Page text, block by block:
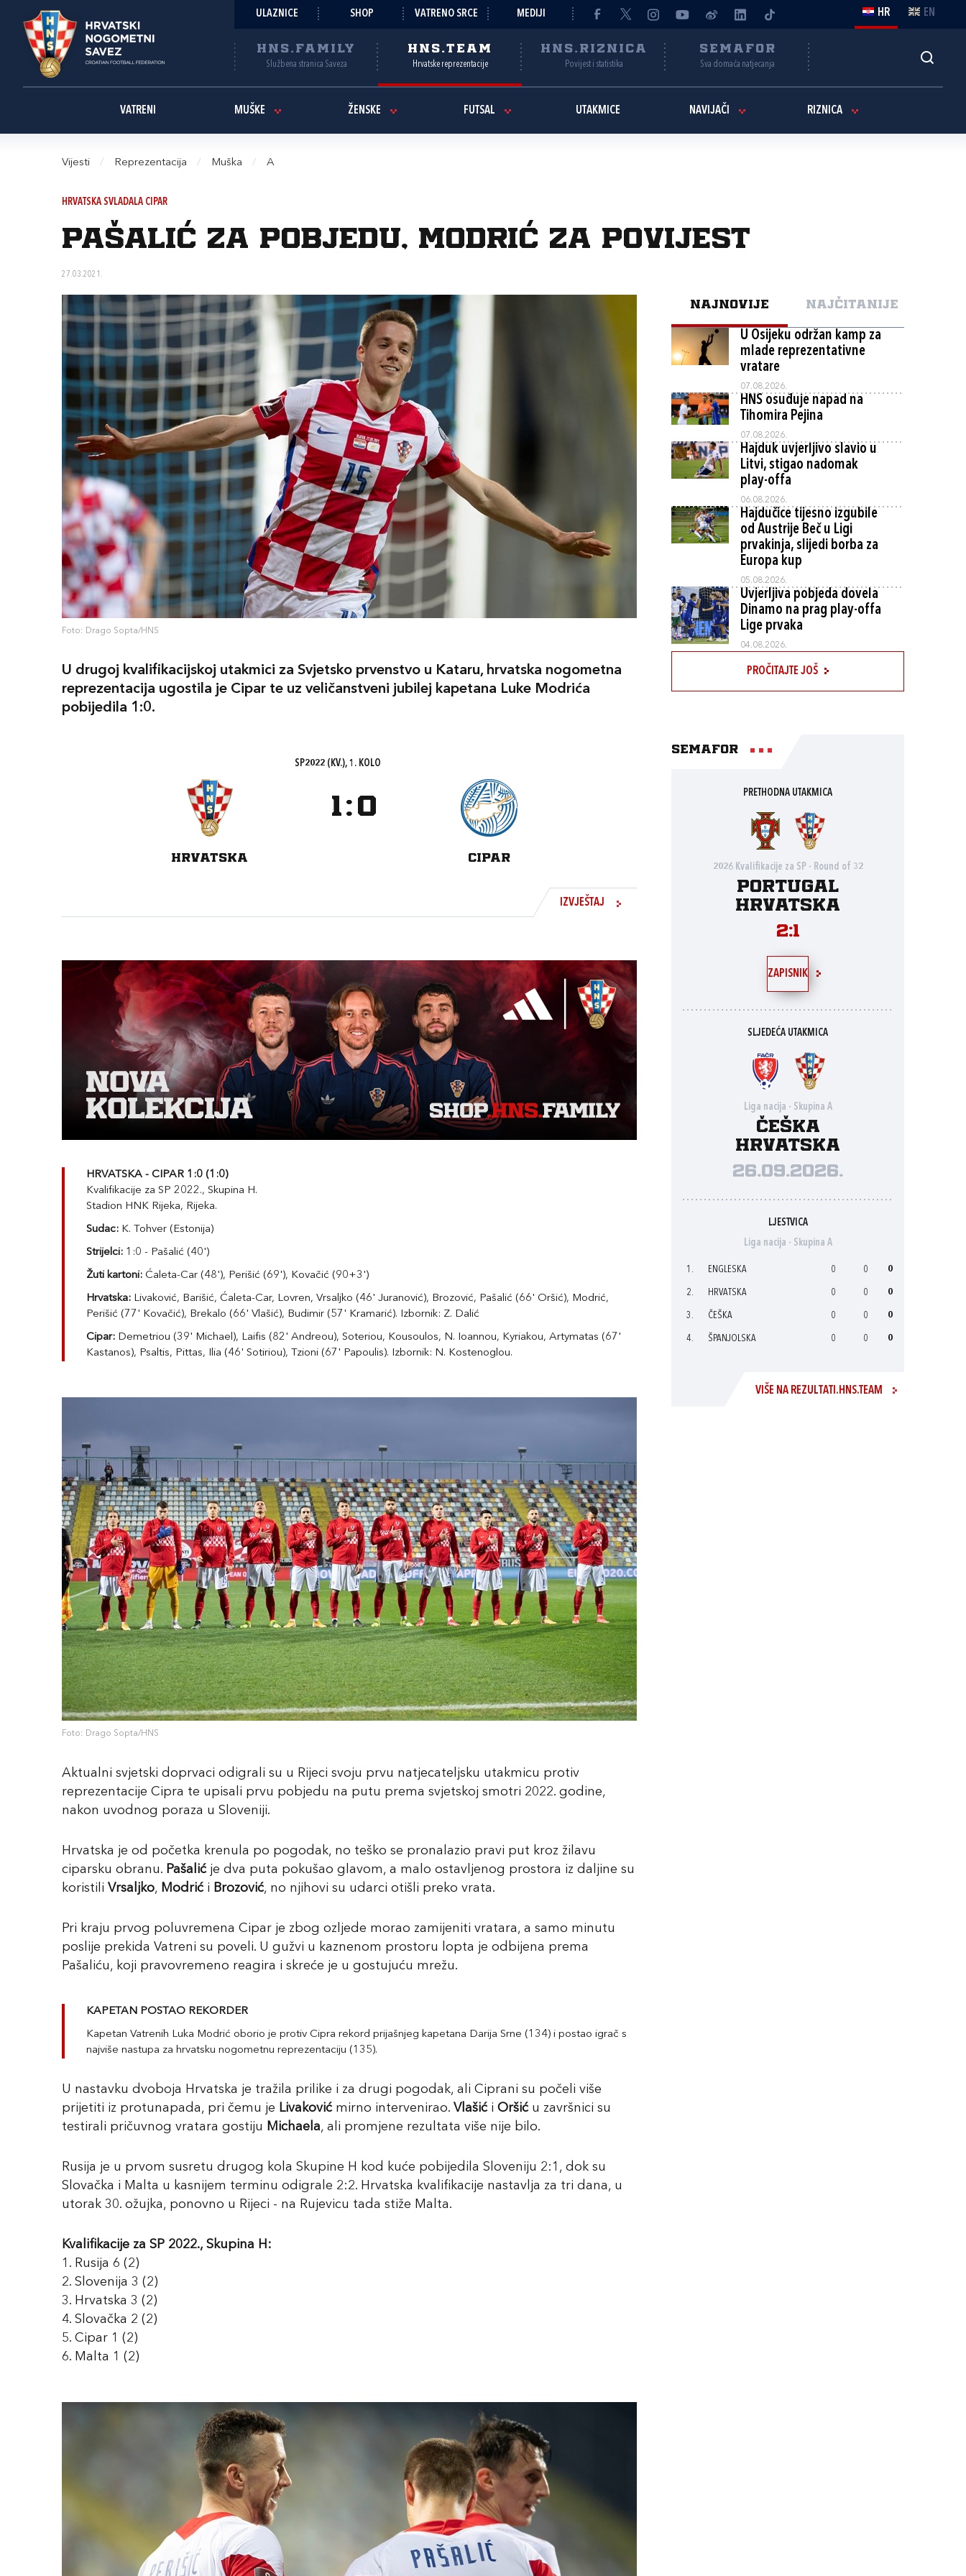
ULAZNICE SHOP VATRENO SRCE MEDIJI HR EN
HNS.FAMILY
Službena stranica Saveza
HNS.TEAM
Hrvatske reprezentacije
HNS.RIZNICA
Povijest i statistika
SEMAFOR
Sva domaća natjecanja
VATRENI MUŠKE ŽENSKE FUTSAL UTAKMICE NAVIJAČI RIZNICA
Vijesti / Reprezentacija / Muška / A
HRVATSKA SVLADALA CIPAR
Pašalić za pobjedu, Modrić za povijest
27.03.2021.
Foto: Drago Sopta/HNS
U drugoj kvalifikacijskoj utakmici za Svjetsko prvenstvo u Kataru, hrvatska nogometna
reprezentacija ugostila je Cipar te uz veličanstveni jubilej kapetana Luke Modrića
pobijedila 1:0.
SP2022 (KV.), 1. KOLO
HRVATSKA
1: 0
CIPAR
IZVJEŠTAJ
HRVATSKA - CIPAR 1:0 (1:0)
Kvalifikacije za SP 2022., Skupina H.
Stadion HNK Rijeka, Rijeka.
Sudac: K. Tohver (Estonija)
Strijelci: 1:0 - Pašalić (40')
Žuti kartoni: Ćaleta-Car (48'), Perišić (69'), Kovačić (90+3')
Hrvatska: Livaković, Barišić, Ćaleta-Car, Lovren, Vrsaljko (46' Juranović), Brozović, Pašalić (66' Oršić), Modrić,
Perišić (77' Kovačić), Brekalo (66' Vlašić), Budimir (57' Kramarić). Izbornik: Z. Dalić
Cipar: Demetriou (39' Michael), Laifis (82' Andreou), Soteriou, Kousoulos, N. Ioannou, Kyriakou, Artymatas (67'
Kastanos), Psaltis, Pittas, Ilia (46' Sotiriou), Tzioni (67' Papoulis). Izbornik: N. Kostenoglou.
Foto: Drago Sopta/HNS
Aktualni svjetski doprvaci odigrali su u Rijeci svoju prvu natjecateljsku utakmicu protiv
reprezentacije Cipra te upisali prvu pobjedu na putu prema svjetskoj smotri 2022. godine,
nakon uvodnog poraza u Sloveniji.
Hrvatska je od početka krenula po pogodak, no teško se pronalazio pravi put kroz žilavu
ciparsku obranu. Pašalićje dva puta pokušao glavom, a malo ostavljenog prostora iz daljine su
koristili Vrsaljko, Modrići Brozović, no njihovi su udarci otišli preko vrata.
Pri kraju prvog poluvremena Cipar je zbog ozljede morao zamijeniti vratara, a samo minutu
poslije prekida Vatreni su poveli. U gužvi u kaznenom prostoru lopta je odbijena prema
Pašaliću, koji pravovremeno reagira i skreće je u gostujuću mrežu.
KAPETAN POSTAO REKORDER
Kapetan Vatrenih Luka Modrić oborio je protiv Cipra rekord prijašnjeg kapetana Darija Srne (134) i postao igrač s
najviše nastupa za hrvatsku nogometnu reprezentaciju (135).
U nastavku dvoboja Hrvatska je tražila prilike i za drugi pogodak, ali Ciprani su počeli više
prijetiti iz protunapada, pri čemu je Livakovićmirno intervenirao. Vlašići Oršiću završnici su
testirali pričuvnog vratara gostiju Michaela, ali promjene rezultata više nije bilo.
Rusija je u prvom susretu drugog kola Skupine H kod kuće pobijedila Sloveniju 2:1, dok su
Slovačka i Malta u kasnijem terminu odigrale 2:2. Hrvatska kvalifikacije nastavlja za tri dana, u
utorak 30. ožujka, ponovno u Rijeci - na Rujevicu tada stiže Malta.
Kvalifikacije za SP 2022., Skupina H:
1. Rusija 6 (2)
2. Slovenija 3 (2)
3. Hrvatska 3 (2)
4. Slovačka 2 (2)
5. Cipar 1 (2)
6. Malta 1 (2)
NAJNOVIJE NAJČITANIJE
U Osijeku održan kamp za
mlade reprezentativne
vratare
07.08.2026.
HNS osuđuje napad na
Tihomira Pejina
07.08.2026.
Hajduk uvjerljivo slavio u
Litvi, stigao nadomak
play-offa
06.08.2026.
Hajdučice tijesno izgubile
od Austrije Beč u Ligi
prvakinja, slijedi borba za
Europa kup
05.08.2026.
Uvjerljiva pobjeda dovela
Dinamo na prag play-offa
Lige prvaka
04.08.2026.
PROČITAJTE JOŠ
Semafor
PRETHODNA UTAKMICA
2026 Kvalifikacije za SP - Round of 32
Portugal
Hrvatska
2:1
ZAPISNIK
SLJEDEĆA UTAKMICA
Liga nacija - Skupina A
Češka
Hrvatska
26.09.2026.
LJESTVICA
Liga nacija - Skupina A
1. ENGLESKA 0 0 0
2. HRVATSKA 0 0 0
3. ČEŠKA 0 0 0
4. ŠPANJOLSKA 0 0 0
VIŠE NA REZULTATI.HNS.TEAM